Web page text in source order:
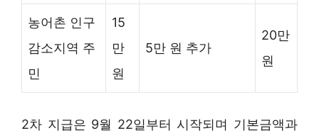
농어촌 인구
감소지역 주
민
15
만
원
5만 원 추가
20만
원
2차 지급은 9월 22일부터 시작되며 기본금액과